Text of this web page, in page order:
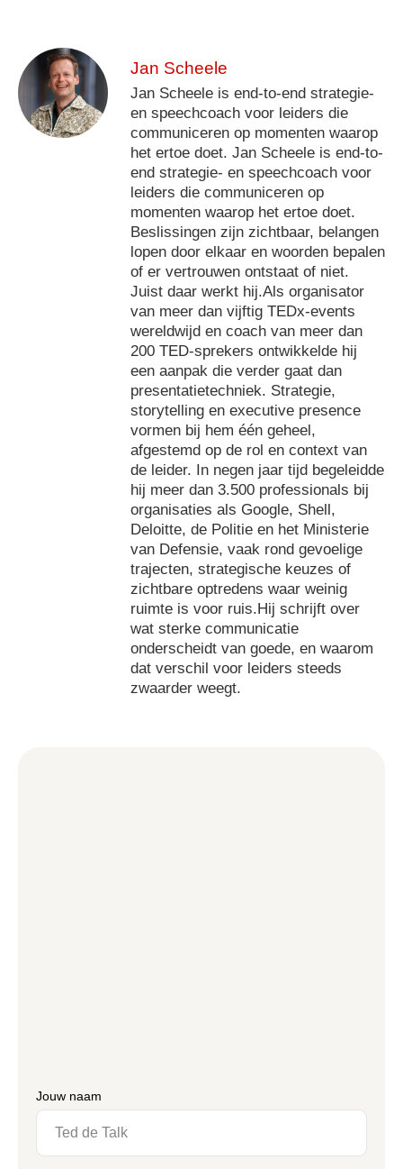
Jan Scheele
Jan Scheele is end-to-end strategie-
en speechcoach voor leiders die
communiceren op momenten waarop
het ertoe doet. Jan Scheele is end-to-
end strategie- en speechcoach voor
leiders die communiceren op
momenten waarop het ertoe doet.
Beslissingen zijn zichtbaar, belangen
lopen door elkaar en woorden bepalen
of er vertrouwen ontstaat of niet.
Juist daar werkt hij.Als organisator
van meer dan vijftig TEDx-events
wereldwijd en coach van meer dan
200 TED-sprekers ontwikkelde hij
een aanpak die verder gaat dan
presentatietechniek. Strategie,
storytelling en executive presence
vormen bij hem één geheel,
afgestemd op de rol en context van
de leider. In negen jaar tijd begeleidde
hij meer dan 3.500 professionals bij
organisaties als Google, Shell,
Deloitte, de Politie en het Ministerie
van Defensie, vaak rond gevoelige
trajecten, strategische keuzes of
zichtbare optredens waar weinig
ruimte is voor ruis.Hij schrijft over
wat sterke communicatie
onderscheidt van goede, en waarom
dat verschil voor leiders steeds
zwaarder weegt.
Jouw naam